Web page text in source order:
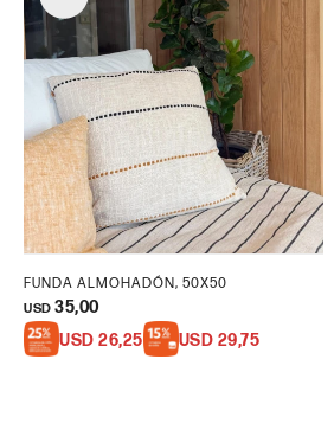
FUNDA ALMOHADÓN, 50X50
USD 35,00
USD 26,25 USD 29,75